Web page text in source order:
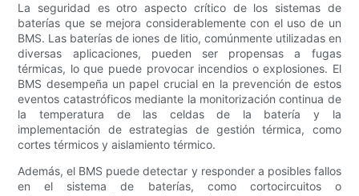
La seguridad es otro aspecto crítico de los sistemas de
baterías que se mejora considerablemente con el uso de un
BMS. Las baterías de iones de litio, comúnmente utilizadas en
diversas aplicaciones, pueden ser propensas a fugas
térmicas, lo que puede provocar incendios o explosiones. El
BMS desempeña un papel crucial en la prevención de estos
eventos catastróficos mediante la monitorización continua de
la temperatura de las celdas de la batería y la
implementación de estrategias de gestión térmica, como
cortes térmicos y aislamiento térmico.
Además, el BMS puede detectar y responder a posibles fallos
en el sistema de baterías, como cortocircuitos o